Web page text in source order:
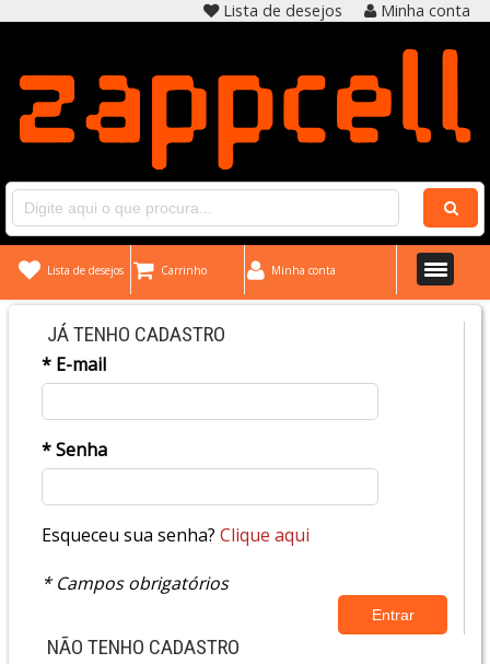
Minha conta
Lista de desejos
Lista de desejos Carrinho Minha conta
JÁ TENHO CADASTRO
* E-mail
* Senha
Esqueceu sua senha? Clique aqui
* Campos obrigatórios
NÃO TENHO CADASTRO